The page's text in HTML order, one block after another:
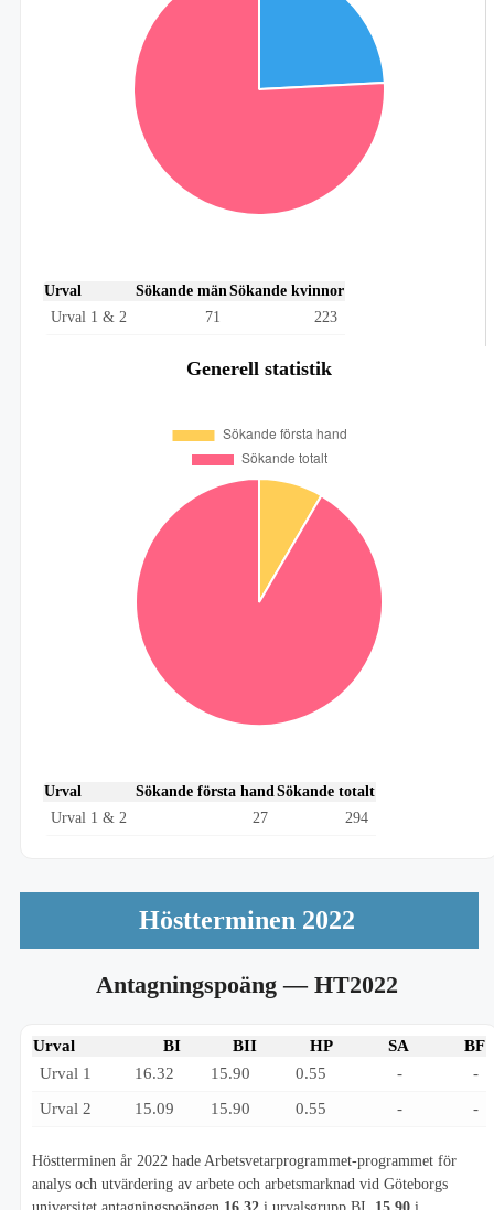
Urval Sökande män Sökande kvinnor
Urval 1 & 2
71 223
Generell statistik
Urval Sökande första hand Sökande totalt
Urval 1 & 2
27 294
Höstterminen 2022
Antagningspoäng— HT2022
Urval BI BII HP SA
BF
Urval 1
16.32 15.90 0.55 -
-
Urval 2
15.09 15.90 0.55 - -
Höstterminen år 2022 hade Arbetsvetarprogrammet-programmet för
analys och utvärdering av arbete och arbetsmarknad vid Göteborgs
universitet antagningspoängen 16.32 i urvalsgrupp BI, 15.90 i